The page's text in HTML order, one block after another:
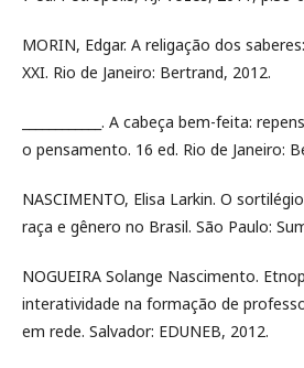
MORIN, Edgar. A religação dos
XXI. Rio de Janeiro: Bertrand, 2012.
____________. A cabeça bem-feita:
o pensamento. 16 ed. Rio de Janeiro:
NASCIMENTO, Elisa Larkin. O
raça e gênero no Brasil. São Paulo:
NOGUEIRA Solange Nascimento.
interatividade na formação de
em rede. Salvador: EDUNEB, 2012.